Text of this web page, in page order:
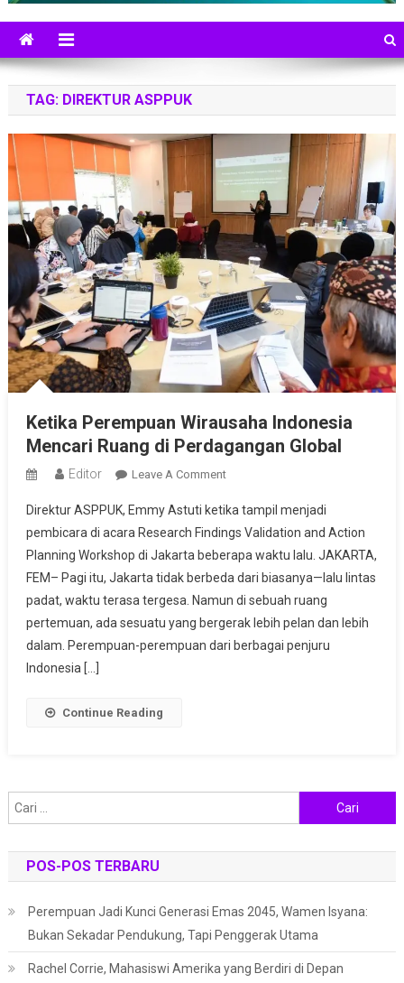
TAG: DIREKTUR ASPPUK
Ketika Perempuan Wirausaha Indonesia
Mencari Ruang di Perdagangan Global
Editor Leave A CommentOn
Perempuan
Wirausaha
Indonesia
Mencari
Ruang
Di
Perdagangan
Direktur ASPPUK, Emmy Astuti ketika tampil menjadi
pembicara di acara Research Findings Validation and Action
Planning Workshop di Jakarta beberapa waktu lalu. JAKARTA,
FEM– Pagi itu, Jakarta tidak berbeda dari biasanya—lalu lintas
padat, waktu terasa tergesa. Namun di sebuah ruang
pertemuan, ada sesuatu yang bergerak lebih pelan dan lebih
dalam. Perempuan-perempuan dari berbagai penjuru
Indonesia […]
Continue Reading
untuk:
POS-POS TERBARU
Perempuan Jadi Kunci Generasi Emas 2045, Wamen Isyana:
Bukan Sekadar Pendukung, Tapi Penggerak Utama
Rachel Corrie, Mahasiswi Amerika yang Berdiri di Depan